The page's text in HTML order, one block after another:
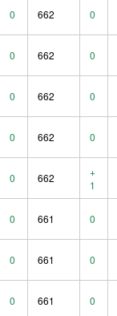
0 662 0
0 662 0
0 662 0
0 662 0
0 662
+
1
0 661 0
0 661 0
0 661 0